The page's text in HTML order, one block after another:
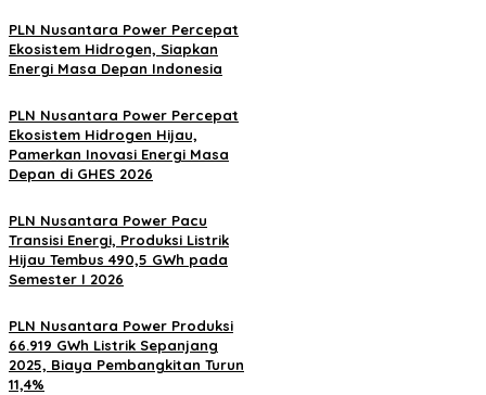
PLN Nusantara Power Percepat
Ekosistem Hidrogen, Siapkan
Energi Masa Depan Indonesia
PLN Nusantara Power Percepat
Ekosistem Hidrogen Hijau,
Pamerkan Inovasi Energi Masa
Depan di GHES 2026
PLN Nusantara Power Pacu
Transisi Energi, Produksi Listrik
Hijau Tembus 490,5 GWh pada
Semester I 2026
PLN Nusantara Power Produksi
66.919 GWh Listrik Sepanjang
2025, Biaya Pembangkitan Turun
11,4%